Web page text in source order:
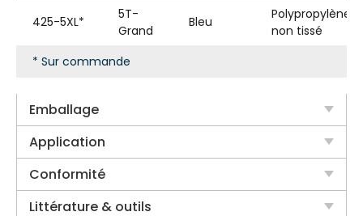
425-5XL*
5T-
Grand
Bleu
Polypropylène
non tissé
* Sur commande
Emballage
Application
Conformité
Littérature & outils